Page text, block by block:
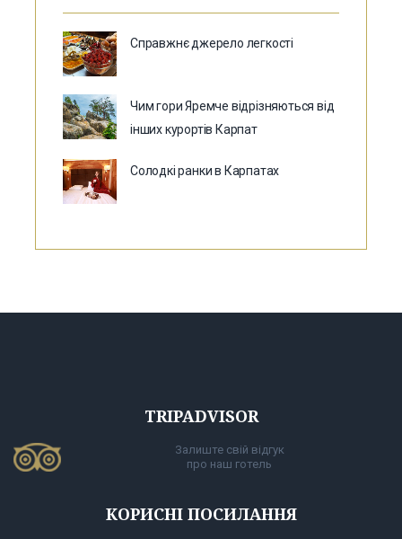
Справжнє джерело легкості
Чим гори Яремче відрізняються від
інших курортів Карпат
Солодкі ранки в Карпатах
TRIPADVISOR
Залиште свій відгук
про наш готель
КОРИСНІ ПОСИЛАННЯ